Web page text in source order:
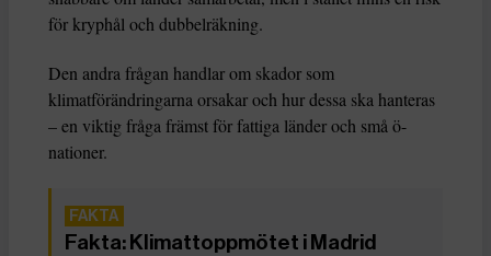
för kryphål och dubbelräkning.
Den andra frågan handlar om skador som
klimatförändringarna orsakar och hur dessa ska hanteras
– en viktig fråga främst för fattiga länder och små ö-
nationer.
Fakta: Klimattoppmötet i Madrid